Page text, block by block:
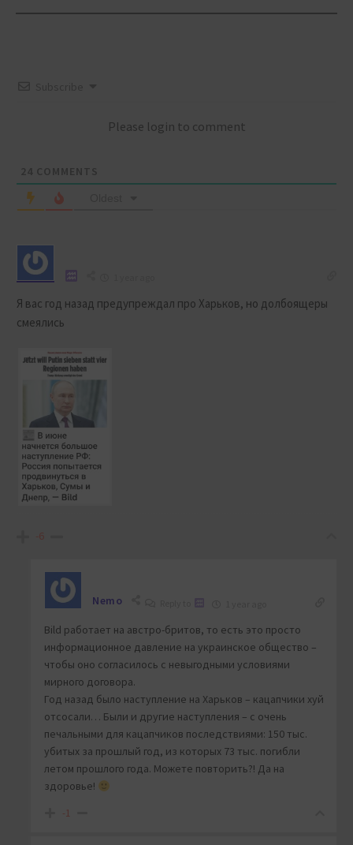
Please login to comment
24 COMMENTS
Я вас год назад предупреждал про Харьков, но долбоящеры
смеялись
-6
Nemo
Bild работает на австро-бритов, то есть это просто
информационное давление на украинское общество –
чтобы оно согласилось с невыгодными условиями
мирного договора.
Год назад было наступление на Харьков – кацапчики хуй
отсосали… Были и другие наступления – с очень
печальными для кацапчиков последствиями: 150 тыс.
убитых за прошлый год, из которых 73 тыс. погибли
летом прошлого года. Можете повторить?! Да на
здоровье!
-1